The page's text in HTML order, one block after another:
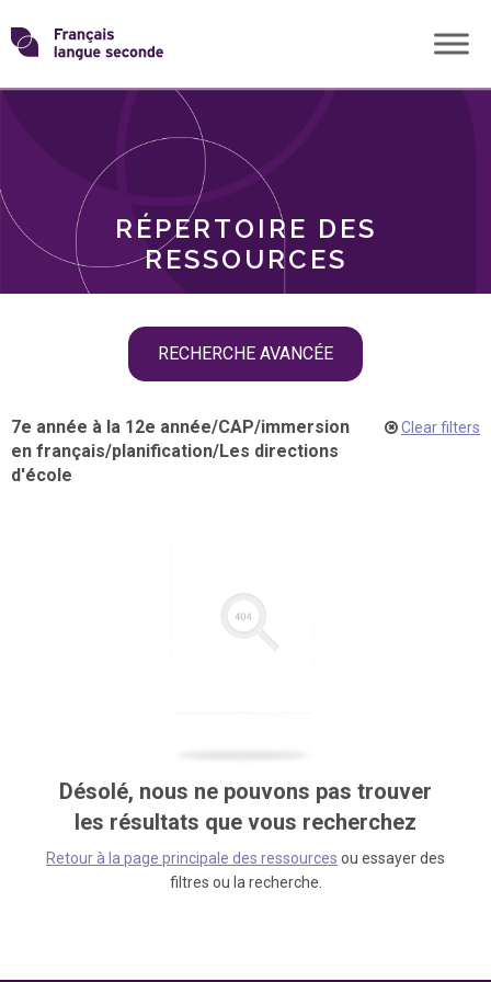
Skip
toTransformons
langue
RÉPERTOIRE DES
RESSOURCES
RECHERCHE AVANCÉE
THÈMES
7e année à la 12e année/CAP/immersion
en français/planification/Les directions
d'école
Clear filters
Désolé, nous ne pouvons pas trouver
les résultats que vous recherchez
Retour à la page principale des ressources ou essayer des
filtres ou la recherche.